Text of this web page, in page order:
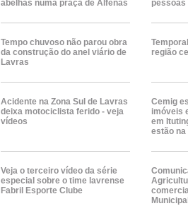
abelhas numa praça de Alfenas
Tempo chuvoso não parou obra
da construção do anel viário de
Lavras
região
Acidente na Zona Sul de Lavras
deixa motociclista ferido - veja
vídeos
Cemig
imóveis
em
estão na
Veja o terceiro vídeo da série
especial sobre o time lavrense
Fabril Esporte Clube